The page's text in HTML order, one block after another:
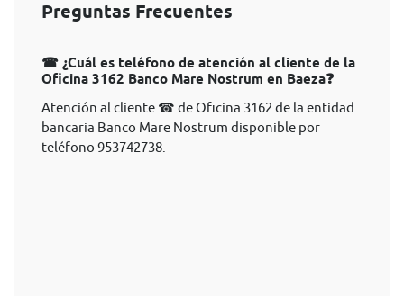
Preguntas Frecuentes
☎ ¿Cuál es teléfono de atención al cliente de la
Oficina 3162 Banco Mare Nostrum en Baeza❓
Atención al cliente ☎ de Oficina 3162 de la entidad
bancaria Banco Mare Nostrum disponible por
teléfono 953742738.